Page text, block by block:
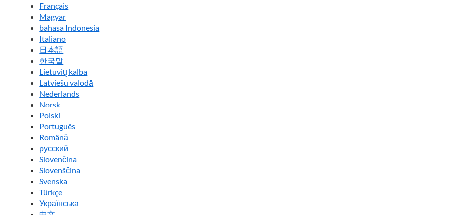
Français
Magyar
bahasa Indonesia
Italiano
日本語
한국말
Lietuvių kalba
Latviešu valodā
Nederlands
Norsk
Polski
Português
Română
pусский
Slovenčina
Slovenščina
Svenska
Türkçe
Українська